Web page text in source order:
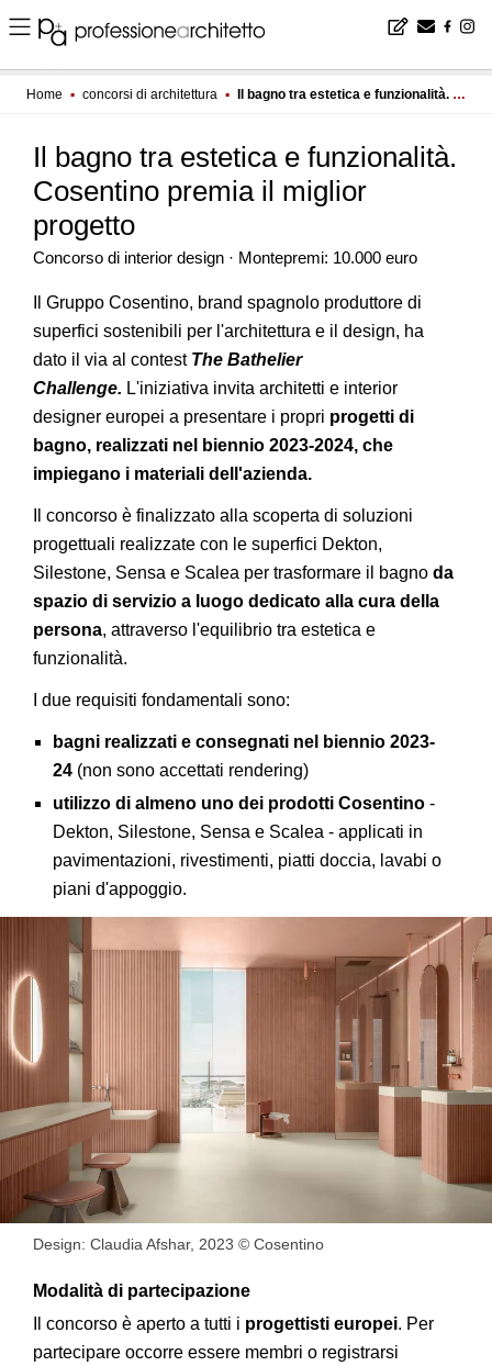
Home ▪ concorsi di architettura ▪ Il bagno tra estetica e funzionalità. Cosentino premia il miglior progetto
Il bagno tra estetica e funzionalità.
Cosentino premia il miglior
progetto
Concorso di interior design · Montepremi: 10.000 euro
Il Gruppo Cosentino, brand spagnolo produttore di
superfici sostenibili per l'architettura e il design, ha
dato il via al contest The Bathelier
Challenge. L'iniziativa invita architetti e interior
designer europei a presentare i propri progetti di
bagno, realizzati nel biennio 2023-2024, che
impiegano i materiali dell'azienda.
Il concorso è finalizzato alla scoperta di soluzioni
progettuali realizzate con le superfici Dekton,
Silestone, Sensa e Scalea per trasformare il bagno da
spazio di servizio a luogo dedicato alla cura della
persona, attraverso l'equilibrio tra estetica e
funzionalità.
I due requisiti fondamentali sono:
bagni realizzati e consegnati nel biennio 2023-
24 (non sono accettati rendering)
utilizzo di almeno uno dei prodotti Cosentino-
Dekton, Silestone, Sensa e Scalea - applicati in
pavimentazioni, rivestimenti, piatti doccia, lavabi o
piani d'appoggio.
Design: Claudia Afshar, 2023 © Cosentino
Modalità di partecipazione
Il concorso è aperto a tutti i progettisti europei. Per
partecipare occorre essere membri o registrarsi